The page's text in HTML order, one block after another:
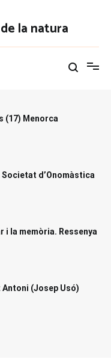
la natura
Menorca
d’Onomàstica
i la memòria. Ressenya
Antoni (Josep Usó)